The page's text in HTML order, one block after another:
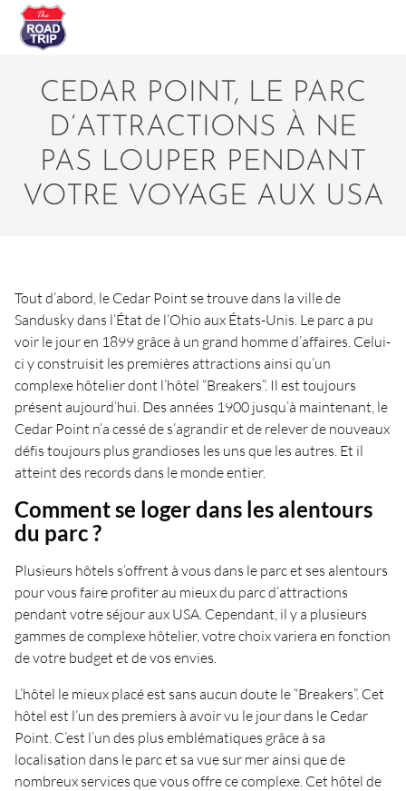
CEDAR POINT, LE PARC
D’ATTRACTIONS À NE
PAS LOUPER PENDANT
VOTRE VOYAGE AUX USA
Tout d’abord, le Cedar Point se trouve dans la ville de
Sandusky dans l’État de l’Ohio aux États-Unis. Le parc a pu
voir le jour en 1899 grâce à un grand homme d’affaires. Celui-
ci y construisit les premières attractions ainsi qu’un
complexe hôtelier dont l’hôtel “Breakers”. Il est toujours
présent aujourd’hui. Des années 1900 jusqu’à maintenant, le
Cedar Point n’a cessé de s’agrandir et de relever de nouveaux
défis toujours plus grandioses les uns que les autres. Et il
atteint des records dans le monde entier.
Comment se loger dans les alentours
du parc ?
Plusieurs hôtels s’offrent à vous dans le parc et ses alentours
pour vous faire profiter au mieux du parc d’attractions
pendant votre séjour aux USA. Cependant, il y a plusieurs
gammes de complexe hôtelier, votre choix variera en fonction
de votre budget et de vos envies.
L’hôtel le mieux placé est sans aucun doute le “Breakers”. Cet
hôtel est l’un des premiers à avoir vu le jour dans le Cedar
Point. C’est l’un des plus emblématiques grâce à sa
localisation dans le parc et sa vue sur mer ainsi que de
nombreux services que vous offre ce complexe. Cet hôtel de